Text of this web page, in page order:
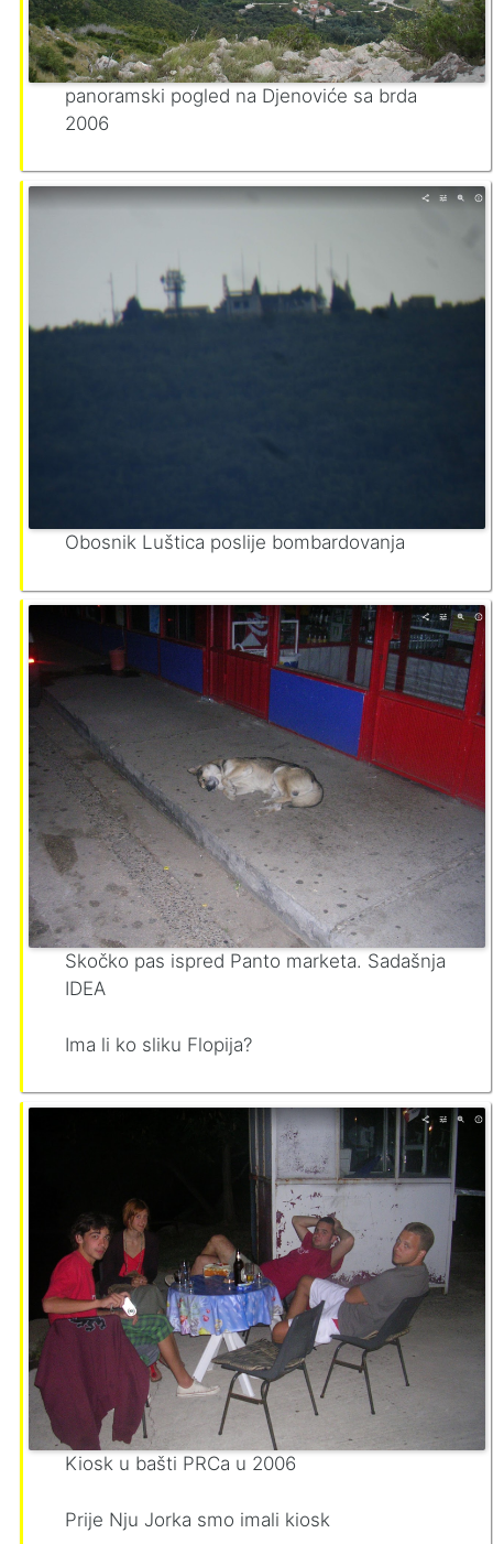
panoramski pogled na Djenoviće sa brda
2006
Obosnik Luštica poslije bombardovanja
Skočko pas ispred Panto marketa. Sadašnja
IDEA
Ima li ko sliku Flopija?
Kiosk u bašti PRCa u 2006
Prije Nju Jorka smo imali kiosk